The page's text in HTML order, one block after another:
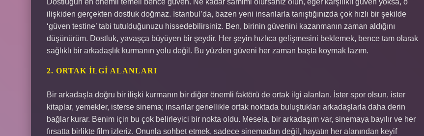
Dostluğun en önemli temeli bence güven. Ne kadar samimi olursanız olun, eğer karşılıklı güven yoksa, o
ilişkiden gerçekten dostluk doğmaz. İstanbul’da, bazen yeni insanlarla tanıştığınızda çok hızlı bir şekilde
‘güven testine’ tabi tutulduğunuzu hissedebilirsiniz. Ben, birinin güvenini kazanmanın zaman aldığını
düşünürüm. Dostluk, yavaşça büyüyen bir şeydir. Her şeyin hızlıca gelişmesini beklemek, bence tam olarak
sağlıklı bir arkadaşlık kurmanın yolu değil. Bu yüzden güveni her zaman başta koymak lazım.
2. ORTAK İLGI ALANLARI
Bir arkadaşla doğru bir ilişki kurmanın bir diğer önemli faktörü de ortak ilgi alanları. İster spor olsun, ister
kitaplar, yemekler, isterse sinema; insanlar genellikle ortak noktada buluştukları arkadaşlarla daha derin
bağlar kurar. Benim için bu çok belirleyici bir nokta oldu. Mesela, bir arkadaşım var, sinemaya bayılır ve her
fırsatta birlikte film izleriz. Onunla sohbet etmek, sadece sinemadan değil, hayatın her alanından keyif